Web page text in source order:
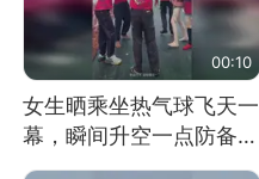
00:10
女生晒乘坐热气球飞天一
幕，瞬间升空一点防备都
没有